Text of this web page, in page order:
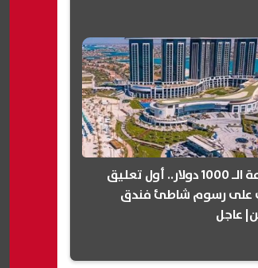
بعد أزمة الـ 1000 دولار.. أول تعليق
رسوم شاطئ فندق
عاجل